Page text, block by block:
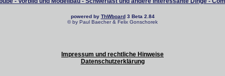
powered by ThWboard3 Beta 2.84
© by Paul Baecher & Felix Gonschorek
Impressum und rechtliche Hinweise
Datenschutzerklärung